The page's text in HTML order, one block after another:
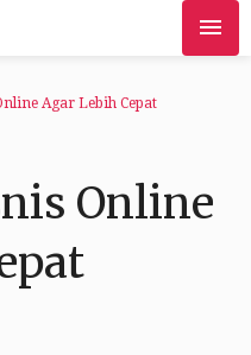
Agar Lebih Cepat
Online